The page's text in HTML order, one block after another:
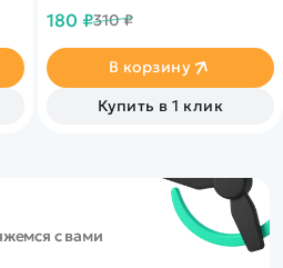
1/14.
180 ₽310 ₽
В корзину
Купить в 1 клик
с вами